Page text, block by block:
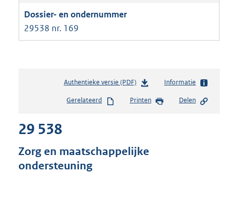
29538 nr. 169
Authentieke versie (PDF)b
s
d
s
Informatie
Gerelateerd Printen Delen
29 538
Zorg en maatschappelijke
ondersteuning